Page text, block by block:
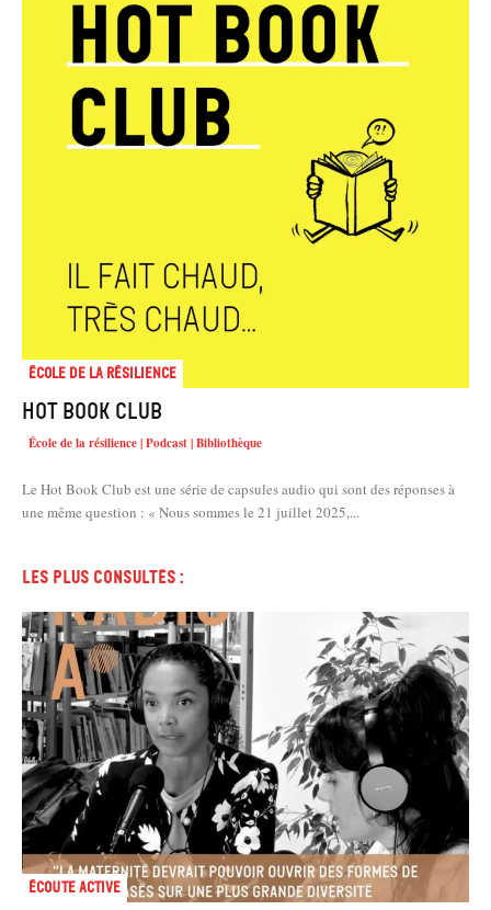
École de la résilience
Hot book club
École de la résilience | Podcast | Bibliothèque
Le Hot Book Club est une série de capsules audio qui sont des réponses à
une même question : « Nous sommes le 21 juillet 2025,...
Les plus consultés :
Écoute active